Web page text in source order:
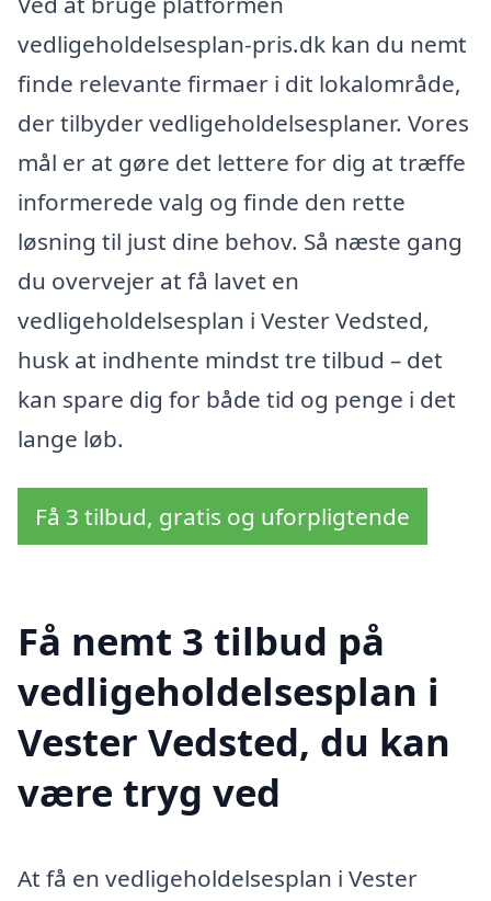
vedligeholdelsesplan-pris.dk kan du nemt
finde relevante firmaer i dit lokalområde,
der tilbyder vedligeholdelsesplaner. Vores
mål er at gøre det lettere for dig at træffe
informerede valg og finde den rette
løsning til just dine behov. Så næste gang
du overvejer at få lavet en
vedligeholdelsesplan i Vester Vedsted,
husk at indhente mindst tre tilbud – det
kan spare dig for både tid og penge i det
lange løb.
Få 3 tilbud, gratis og uforpligtende
Få nemt 3 tilbud på
vedligeholdelsesplan i
Vester Vedsted, du kan
være tryg ved
At få en vedligeholdelsesplan i Vester